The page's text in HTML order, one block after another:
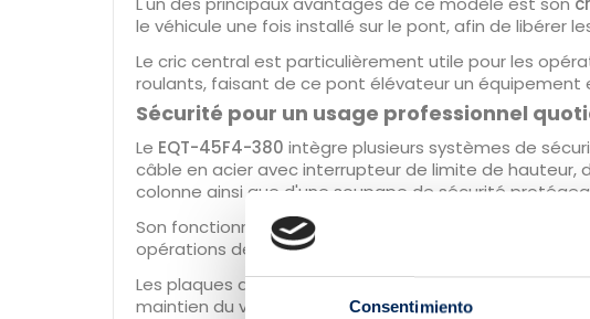
Consentimiento
le véhicule une fois installé sur le pont, afin de libérer
Le cric central est particulièrement utile pour les
roulants, faisant de ce pont élévateur un équipement
Sécurité pour un usage professionnel
Le EQT-45F4-380 intègre plusieurs systèmes de
câble en acier avec interrupteur de limite de hauteur,
colonne ainsi que d'une soupape de sécurité
Son fonctionnement électro-hydraulique avec
opérations de contrôle, d'entretien et de géométrie.
Les plaques antidérapantes résistantes à l'abrasion
maintien du véhicule sont essentiels.